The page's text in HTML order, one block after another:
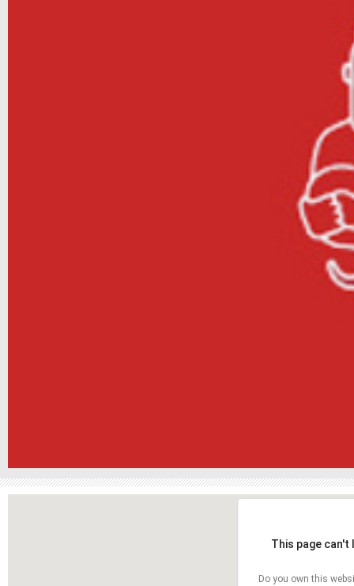
This page
Do you own this